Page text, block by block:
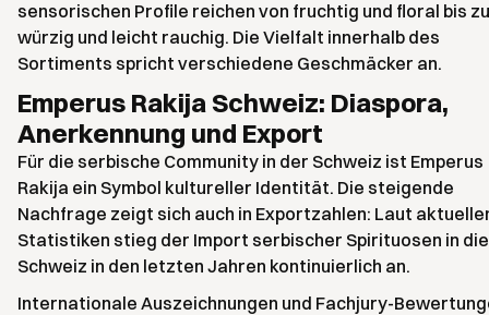
sensorischen Profile reichen von fruchtig und floral bis zu
würzig und leicht rauchig. Die Vielfalt innerhalb des
Sortiments spricht verschiedene Geschmäcker an.
Emperus Rakija Schweiz: Diaspora,
Anerkennung und Export
Für die serbische Community in der Schweiz ist Emperus
Rakija ein Symbol kultureller Identität. Die steigende
Nachfrage zeigt sich auch in Exportzahlen: Laut
Statistiken stieg der Import serbischer Spirituosen in die
Schweiz in den letzten Jahren kontinuierlich an.
Internationale Auszeichnungen und Fachjury-